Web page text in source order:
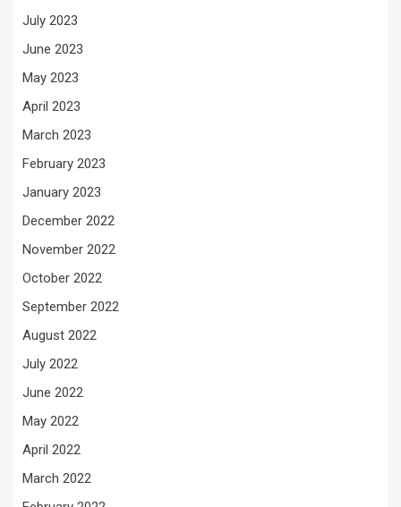
July 2023
June 2023
May 2023
April 2023
March 2023
February 2023
January 2023
December 2022
November 2022
October 2022
September 2022
August 2022
July 2022
June 2022
May 2022
April 2022
March 2022